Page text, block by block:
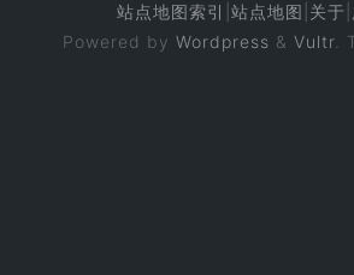
站点地图索引 站点地图 关于
Powered by Wordpress & Vultr .